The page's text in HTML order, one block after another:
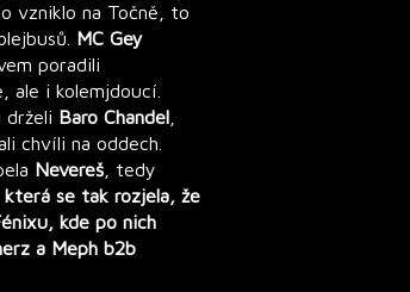
vzniklo na Točně, to
MC Gey
poradili
ale i kolemjdoucí.
drželi Baro Chandel
chvíli na oddech.
Nevereš , tedy
která se tak rozjela, že
kde po nich
a Meph b2b